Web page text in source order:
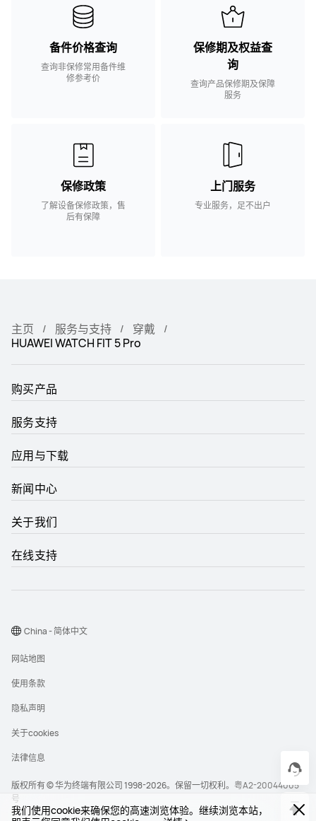
我们使用cookie来确保您的高速浏览体验。继续浏览本站，
备件价格查询
查询非保修常用备件维
修参考价
保修期及权益查
询
查询产品保修期及保障
服务
保修政策
了解设备保修政策，售
后有保障
上门服务
专业服务，足不出户
主页 服务与支持
穿戴
HUAWEI WATCH FIT 5 Pro
购买产品
服务支持
应用与下载
新闻中心
关于我们
在线支持
版权所有 © 华为终端有限公司 1998-2026。保留一切权利。 粤A2-20044005
号
网站地图
使用条款
隐私声明
关于cookies
法律信息
China - 简体中文